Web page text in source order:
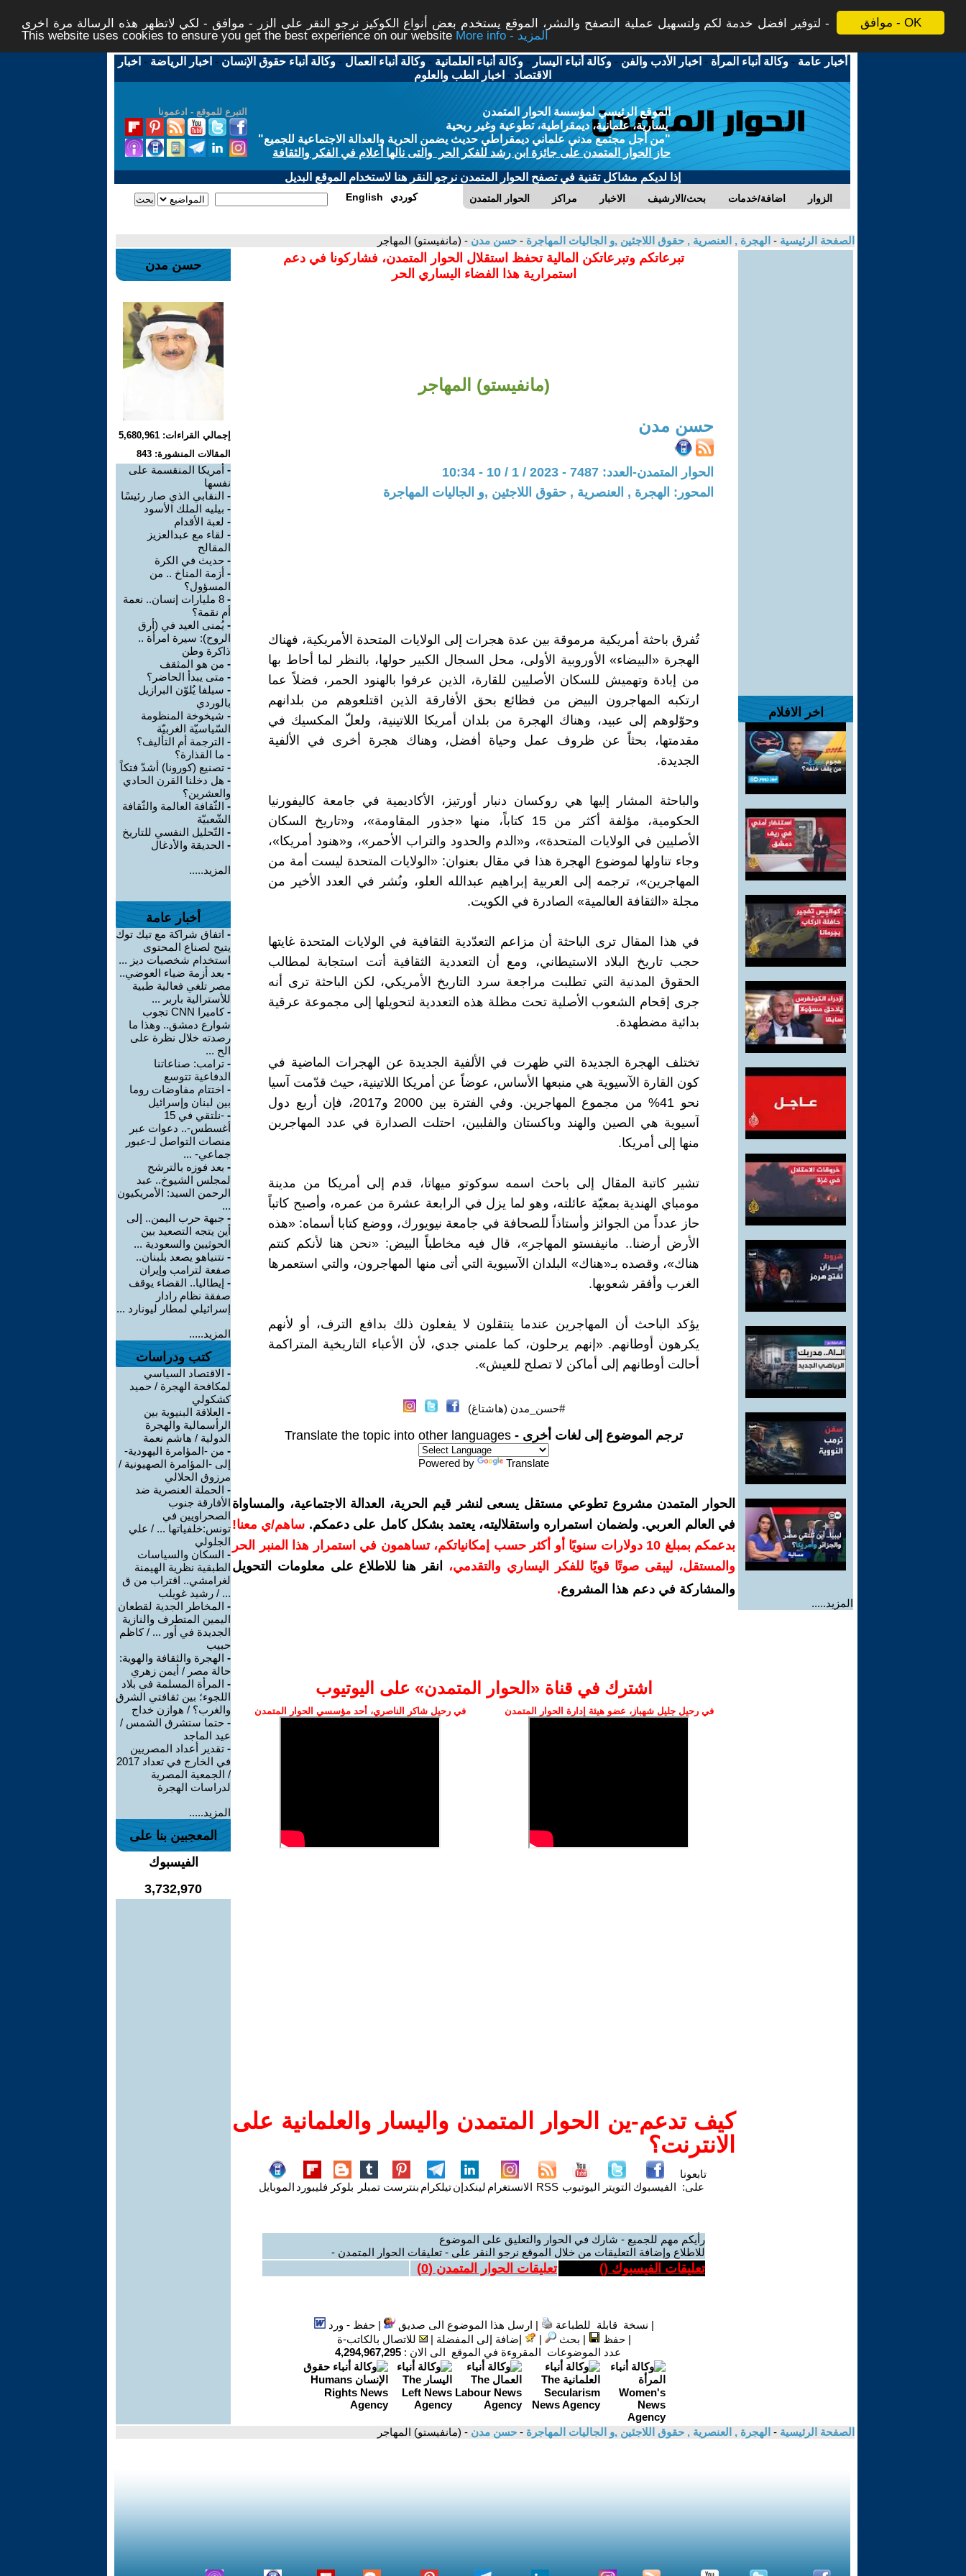
موافق - OK
لتوفير افضل خدمة لكم ولتسهيل عملية التصفح والنشر، الموقع يستخدم بعض أنواع الكوكيز نرجو النقر على الزر - موافق - لكي لاتظهر هذه الرسالة مرة اخرى -
This website uses cookies to ensure you get the best experience on our website
More info - المزيد
أخبار عامة -وكالة أنباء المرأة - اخبار الأدب والفن -وكالة أنباء اليسار -وكالة أنباء العلمانية -وكالة أنباء العمال -وكالة أنباء حقوق الإنسان - اخبار الرياضة - اخبار
الاقتصاد - اخبار الطب والعلوم
التبرع للموقع - ادعمونا
الموقع الرئيسي لمؤسسة الحوار المتمدن
يسارية، علمانية، ديمقراطية، تطوعية وغير ربحية
"من أجل مجتمع مدني علماني ديمقراطي حديث يضمن الحرية والعدالة الاجتماعية للجميع"
حاز الحوار المتمدن على جائزة ابن رشد للفكر الحر والتى نالها أعلام في الفكر والثقافة
إذا لديكم مشاكل تقنية في تصفح الحوار المتمدن نرجو النقر هنا لاستخدام الموقع البديل
الحوار المتمدن مراكز الاخبار بحث/الارشيف اضافة/خدمات الزوار English كوردي
الصفحة الرئيسية - الهجرة , العنصرية , حقوق اللاجئين ,و الجاليات المهاجرة - حسن مدن - (مانفيستو) المهاجر
اخر الافلام
المزيد.....
تبرعاتكم وتبرعاتكن المالية تحفظ استقلال الحوار المتمدن، فشاركونا في دعم
استمرارية هذا الفضاء اليساري الحر
(مانفيستو) المهاجر
حسن مدن
الحوار المتمدن-العدد: 7487 - 2023 / 1 / 10 - 10:34
المحور: الهجرة , العنصرية , حقوق اللاجئين ,و الجاليات المهاجرة
تُفرق باحثة أمريكية مرموقة بين عدة هجرات إلى الولايات المتحدة الأمريكية، فهناك
الهجرة «البيضاء» الأوروبية الأولى، محل السجال الكبير حولها، بالنظر لما أحاط بها
من إبادة وتهميش للسكان الأصليين للقارة، الذين عرفوا بالهنود الحمر، فضلاً عما
ارتكبه المهاجرون البيض من فظائع بحق الأفارقة الذين اقتلعوهم من بلدانهم
وحوّلوهم إلى عبيد، وهناك الهجرة من بلدان أمريكا اللاتينية، ولعلّ المكسيك في
مقدمتها، بحثاً عن ظروف عمل وحياة أفضل، وهناك هجرة أخرى في الألفية
الجديدة.
والباحثة المشار إليها هي روكسان دنبار أورتيز، الأكاديمية في جامعة كاليفورنيا
الحكومية، مؤلفة أكثر من 15 كتاباً، منها «جذور المقاومة»، و«تاريخ السكان
الأصليين في الولايات المتحدة»، و«الدم والحدود والتراب الأحمر»، و«هنود أمريكا»،
وجاء تناولها لموضوع الهجرة هذا في مقال بعنوان: «الولايات المتحدة ليست أمة من
المهاجرين»، ترجمه إلى العربية إبراهيم عبدالله العلو، ونُشر في العدد الأخير من
مجلة «الثقافة العالمية» الصادرة في الكويت.
في هذا المقال ترى الباحثة أن مزاعم التعدّدية الثقافية في الولايات المتحدة غايتها
حجب تاريخ البلاد الاستيطاني، ومع أن التعددية الثقافية أتت استجابة لمطالب
الحقوق المدنية التي تطلبت مراجعة سرد التاريخ الأمريكي، لكن الباحثة ترى أنه
جرى إقحام الشعوب الأصلية تحت مظلة هذه التعددية لتحويلها إلى مجموعة عرقية
بدائية مضطهدة.
تختلف الهجرة الجديدة التي ظهرت في الألفية الجديدة عن الهجرات الماضية في
كون القارة الآسيوية هي منبعها الأساس، عوضاً عن أمريكا اللاتينية، حيث قدّمت آسيا
نحو 41% من مجموع المهاجرين. وفي الفترة بين 2000 و2017، فإن أربع دول
آسيوية هي الصين والهند وباكستان والفلبين، احتلت الصدارة في عدد المهاجرين
منها إلى أمريكا.
تشير كاتبة المقال إلى باحث اسمه سوكوتو ميهاتا، قدم إلى أمريكا من مدينة
مومباي الهندية بمعيّة عائلته، وهو لما يزل في الرابعة عشرة من عمره، وأصبح كاتباً
حاز عدداً من الجوائز وأستاذاً للصحافة في جامعة نيويورك، ووضع كتابا أسماه: «هذه
الأرض أرضنا.. مانيفستو المهاجر»، قال فيه مخاطباً البيض: «نحن هنا لأنكم كنتم
هناك»، وقصده بـ«هناك» البلدان الآسيوية التي أتى منها المهاجرون، والتي استعمرها
الغرب وأفقر شعوبها.
يؤكد الباحث أن المهاجرين عندما ينتقلون لا يفعلون ذلك بدافع الترف، أو لأنهم
يكرهون أوطانهم. «إنهم يرحلون، كما علمني جدي، لأن الأعباء التاريخية المتراكمة
أحالت أوطانهم إلى أماكن لا تصلح للعيش».
#حسن_مدن (هاشتاغ)
ترجم الموضوع إلى لغات أخرى - Translate the topic into other languages
Powered by Translate
الحوار المتمدن مشروع تطوعي مستقل يسعى لنشر قيم الحرية، العدالة الاجتماعية، والمساواة
في العالم العربي. ولضمان استمراره واستقلاليته، يعتمد بشكل كامل على دعمكم. ساهم/ي معنا!
بدعمكم بمبلغ 10 دولارات سنويًا أو أكثر حسب إمكانياتكم، تساهمون في استمرار هذا المنبر الحر
والمستقل، ليبقى صوتًا قويًا للفكر اليساري والتقدمي،
انقر هنا للاطلاع على معلومات التحويل
والمشاركة في دعم هذا المشروع.
اشترك في قناة ‫«الحوار المتمدن» على اليوتيوب
في رحيل جليل شهباز، عضو هيئة إدارة الحوار المتمدن في رحيل شاكر الناصري، أحد مؤسسي الحوار المتمدن
كيف تدعم-ين الحوار المتمدن واليسار والعلمانية على
الانترنت؟
تابعونا
على: الفيسبوك التويتر اليوتيوب RSS الانستغرام لينكدإنتيلكرام بنترست تمبلر بلوكر فليبورد الموبايل
رأيكم مهم للجميع - شارك في الحوار والتعليق على الموضوع
للاطلاع وإضافة التعليقات من خلال الموقع نرجو النقر على - تعليقات الحوار المتمدن -
تعليقات الفيسبوك () تعليقات الحوار المتمدن (0
)
| نسخة قابلة للطباعة | ارسل هذا الموضوع الى صديق |حفظ - ورد
|حفظ | بحث | إضافة إلى المفضلة |
للاتصال بالكاتب-ة
عدد الموضوعات المقروءة في الموقع الى الان : 4,294,967,295
حسن مدن
إجمالي القراءات: 5,680,961
المقالات المنشورة: 843
- أمريكا المنقسمة على
نفسها
- النقابي الذي صار رئيسًا
- بيليه الملك الأسود
- لعبة الأقدام
- لقاء مع عبدالعزيز
المقالح
- حديث في الكرة
- أزمة المناخ .. من
المسؤول؟
-
8 مليارات إنسان.. نعمة
أم نقمة؟
- يُمنى العيد في (أرق
الروح): سيرة امرأة ..
ذاكرة وطن
- من هو المثقف
- متى يبدأ الحاضر؟
- سيلفا يُلوّن البرازيل
بالوردي
- شيخوخة المنظومة
السّياسيّة الغربيّة
- الترجمة أم التأليف؟
- ما القذارة؟
- تصنيع (كورونا) أشدّ فتكاً
- هل دخلنا القرن الحادي
والعشرين؟
- الثّقافة العالمة والثّقافة
الشّعبيّة
- التّحليل النفسي للتاريخ
- الحديقة والأدغال
المزيد.....
أخبار عامة
- اتفاق شراكة مع تيك توك
يتيح لصناع المحتوى
استخدام شخصيات ديز ...
- بعد أزمة ضياء العوضي..
مصر تلغي فعالية طبية
للأسترالية باربر ...
-
كاميرا CNN تجوب
شوارع دمشق.. وهذا ما
رصدته خلال نظرة على
الح ...
- ترامب: صناعاتنا
الدفاعية تتوسع
- اختتام مفاوضات روما
بين لبنان وإسرائيل
-
-نلتقي في 15
أغسطس-.. دعوات عبر
منصات التواصل لـ-عبور
جماعي- ...
- بعد فوزه بالترشح
لمجلس الشيوخ.. عبد
الرحمن السيد: الأمريكيون
...
- جبهة حرب اليمن.. إلى
أين يتجه التصعيد بين
الحوثيين والسعودية ...
- نتنياهو يصعد بلبنان..
صفعة لترامب وإيران
- إيطاليا.. القضاء يوقف
صفقة نظام رادار
إسرائيلي لمطار ليونارد ...
المزيد.....
كتب ودراسات
- الاقتصاد السياسي
لمكافحة الهجرة / حميد
كشكولي
- العلاقة البنيوية بين
الرأسمالية والهجرة
الدولية / هاشم نعمة
- من -المؤامرة اليهودية-
إلى -المؤامرة الصهيونية /
مرزوق الحلالي
- الحملة العنصرية ضد
الأفارقة جنوب
الصحراويين في
تونس:خلفياتها ... / علي
الجلولي
- السكان والسياسات
الطبقية نظرية الهيمنة
لغرامشي.. اقتراب من ق
... / رشيد غويلب
- المخاطر الجدية لقطعان
اليمين المتطرف والنازية
الجديدة في أور ... / كاظم
حبيب
- الهجرة والثقافة والهوية:
حالة مصر / أيمن زهري
- المرأة المسلمة في بلاد
اللجوء؛ بين ثقافتي الشرق
والغرب؟ / هوازن خداج
- حتما ستشرق الشمس /
عيد الماجد
- تقدير أعداد المصريين
في الخارج في تعداد 2017
/ الجمعية المصرية
لدراسات الهجرة
المزيد.....
المعجبين بنا على
الفيسبوك
3,732,970
الصفحة الرئيسية - الهجرة , العنصرية , حقوق اللاجئين ,و الجاليات المهاجرة - حسن مدن - (مانفيستو) المهاجر